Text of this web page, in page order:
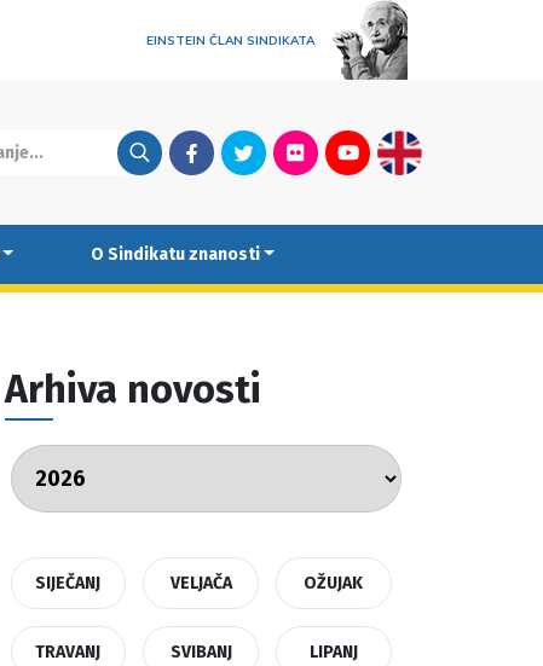
EINSTEIN ČLAN SINDIKATA
FacebookTwitterFlickrYoutubeEnglish
O Sindikatu znanosti
Arhiva novosti
SIJEČANJ VELJAČA OŽUJAK
TRAVANJ SVIBANJ LIPANJ